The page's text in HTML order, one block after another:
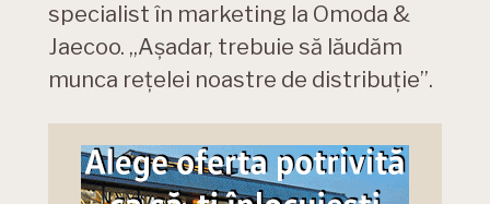
specialist în marketing la Omoda &
Jaecoo. „Așadar, trebuie să lăudăm
munca rețelei noastre de distribuție”.